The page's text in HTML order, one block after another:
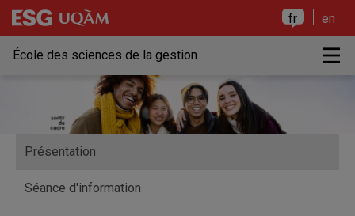
Raccourci vers le contenu
Raccourci vers le menu principal
Raccourci vers la recherche
Raccourci vers le contenu
Raccourci vers le menu principal
Raccourci vers la recherche
fr en
École des sciences de la gestion
Présentation
Séance d'information